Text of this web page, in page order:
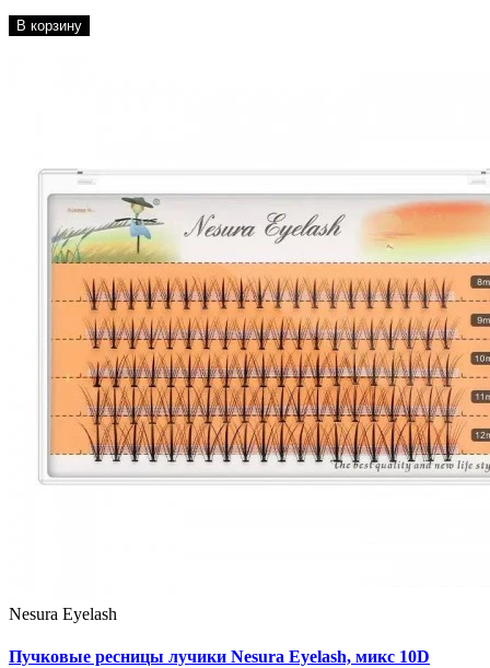
В корзину
Nesura Eyelash
Пучковые ресницы лучики Nesura Eyelash, микс 10D